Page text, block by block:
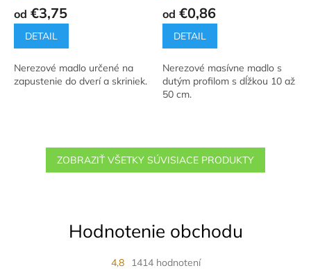
produktu
5,0
5
hviezdičiek.
od €3,75
DETAIL
Nerezové madlo určené na
zapustenie do dverí a skriniek.
produktu
4,0
5
hviezdičiek.
od €0,86
DETAIL
Nerezové masívne madlo s
dutým profilom s dĺžkou 10 až
50 cm.
ZOBRAZIŤ VŠETKY SÚVISIACE PRODUKTY
Hodnotenie obchodu
4,8 1414 hodnotení